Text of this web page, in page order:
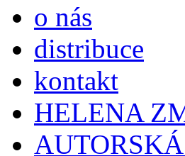
o nás
distribuce
kontakt
HELENA